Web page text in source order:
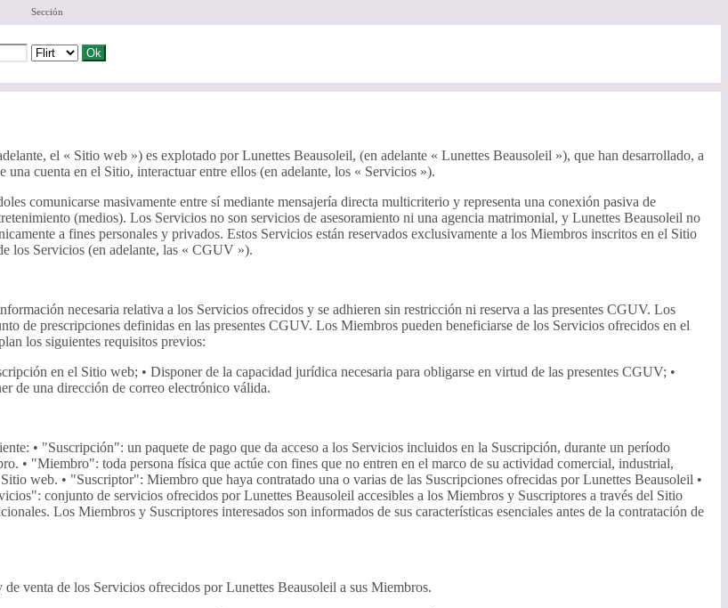
Sección
el « Sitio web ») es explotado por Lunettes Beausoleil, (en adelante « Lunettes Beausoleil »), que han desarrollado, a
cuenta en el Sitio, interactuar entre ellos (en adelante, los « Servicios »).
comunicarse masivamente entre sí mediante mensajería directa multicriterio y representa una conexión pasiva de
(medios). Los Servicios no son servicios de asesoramiento ni una agencia matrimonial, y Lunettes Beausoleil no
a fines personales y privados. Estos Servicios están reservados exclusivamente a los Miembros inscritos en el Sitio
los Servicios (en adelante, las « CGUV »).
necesaria relativa a los Servicios ofrecidos y se adhieren sin restricción ni reserva a las presentes CGUV. Los
de prescripciones definidas en las presentes CGUV. Los Miembros pueden beneficiarse de los Servicios ofrecidos en el
los siguientes requisitos previos:
en el Sitio web; • Disponer de la capacidad jurídica necesaria para obligarse en virtud de las presentes CGUV; •
de una dirección de correo electrónico válida.
• "Suscripción": un paquete de pago que da acceso a los Servicios incluidos en la Suscripción, durante un período
• "Miembro": toda persona física que actúe con fines que no entren en el marco de su actividad comercial, industrial,
web. • "Suscriptor": Miembro que haya contratado una o varias de las Suscripciones ofrecidas por Lunettes Beausoleil •
conjunto de servicios ofrecidos por Lunettes Beausoleil accesibles a los Miembros y Suscriptores a través del Sitio
Los Miembros y Suscriptores interesados son informados de sus características esenciales antes de la contratación de
venta de los Servicios ofrecidos por Lunettes Beausoleil a sus Miembros.